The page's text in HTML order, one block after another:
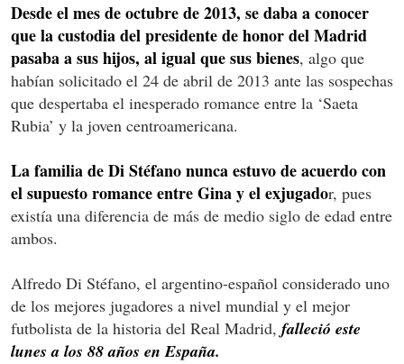
Desde el mes de octubre de 2013, se daba a conocer
que la custodia del presidente de honor del Madrid
pasaba a sus hijos, al igual que sus bienes, algo que
habían solicitado el 24 de abril de 2013 ante las sospechas
que despertaba el inesperado romance entre la ‘Saeta
Rubia’ y la joven centroamericana.
La familia de Di Stéfano nunca estuvo de acuerdo con
el supuesto romance entre Gina y el exjugador, pues
existía una diferencia de más de medio siglo de edad entre
ambos.
Alfredo Di Stéfano, el argentino-español considerado uno
de los mejores jugadores a nivel mundial y el mejor
futbolista de la historia del Real Madrid, falleció este
lunes a los 88 años en España.